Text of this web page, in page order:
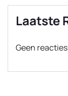
Laatste
Geen